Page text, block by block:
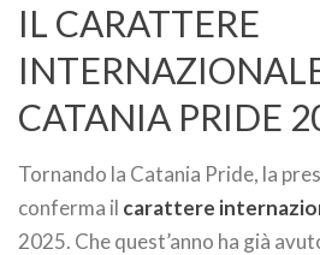
IL CARATTERE
CATANIA PRIDE
Tornando la Catania Pride, la
conferma il carattere
2025. Che quest’anno ha già